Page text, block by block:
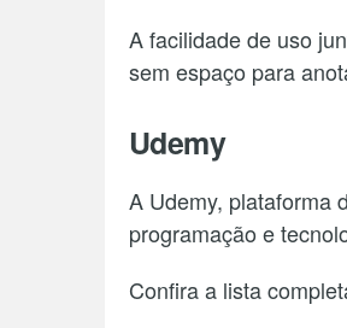
A facilidade de uso
sem espaço para
Udemy
A Udemy, plataforma
programação e
Confira a lista